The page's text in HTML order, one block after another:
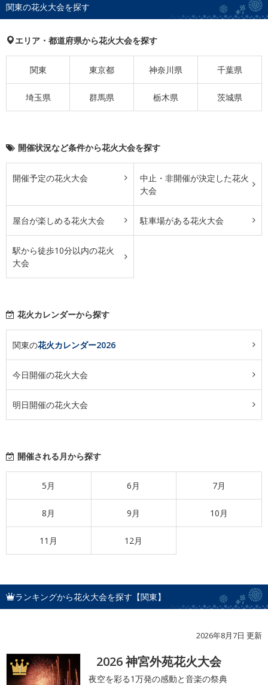
関東の花火大会を探す
エリア・都道府県から花火大会を探す
関東 東京都 神奈川県 千葉県
埼玉県 群馬県 栃木県 茨城県
開催状況など条件から花火大会を探す
開催予定の花火大会
中止・非開催が決定した花火
大会
屋台が楽しめる花火大会 駐車場がある花火大会
駅から徒歩10分以内の花火
大会
花火カレンダーから探す
関東の花火カレンダー2026
今日開催の花火大会
明日開催の花火大会
開催される月から探す
5月 6月 7月
8月 9月 10月
11月 12月
ランキングから花火大会を探す【関東】
2026年8月7日 更新
1 2026 神宮外苑花火大会
夜空を彩る1万発の感動と音楽の祭典